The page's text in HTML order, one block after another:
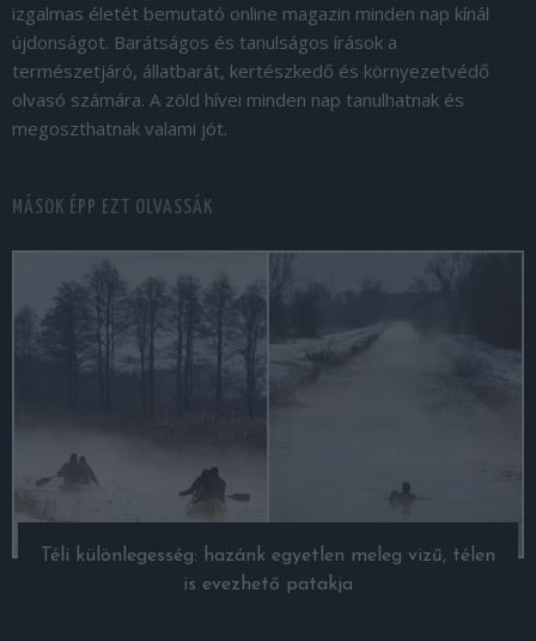
izgalmas életét bemutató online magazin minden nap kínál
újdonságot. Barátságos és tanulságos írások a
természetjáró, állatbarát, kertészkedő és környezetvédő
olvasó számára. A zöld hívei minden nap tanulhatnak és
megoszthatnak valami jót.
MÁSOK ÉPP EZT OLVASSÁK
Téli különlegesség: hazánk egyetlen meleg vizű, télen
is evezhető patakja